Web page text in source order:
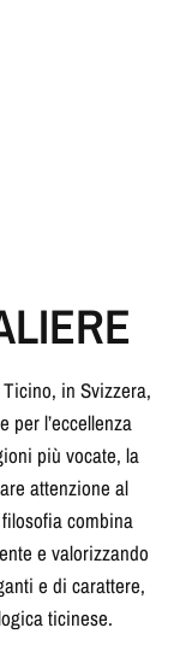
in Svizzera,
l’eccellenza
più vocate, la
attenzione al
combina
e valorizzando
e di carattere,
ticinese.